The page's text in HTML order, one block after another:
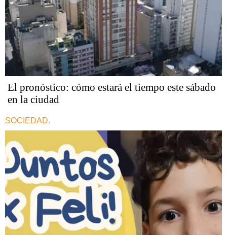
El pronóstico: cómo estará el tiempo este sábado
en la ciudad
SOCIEDAD.